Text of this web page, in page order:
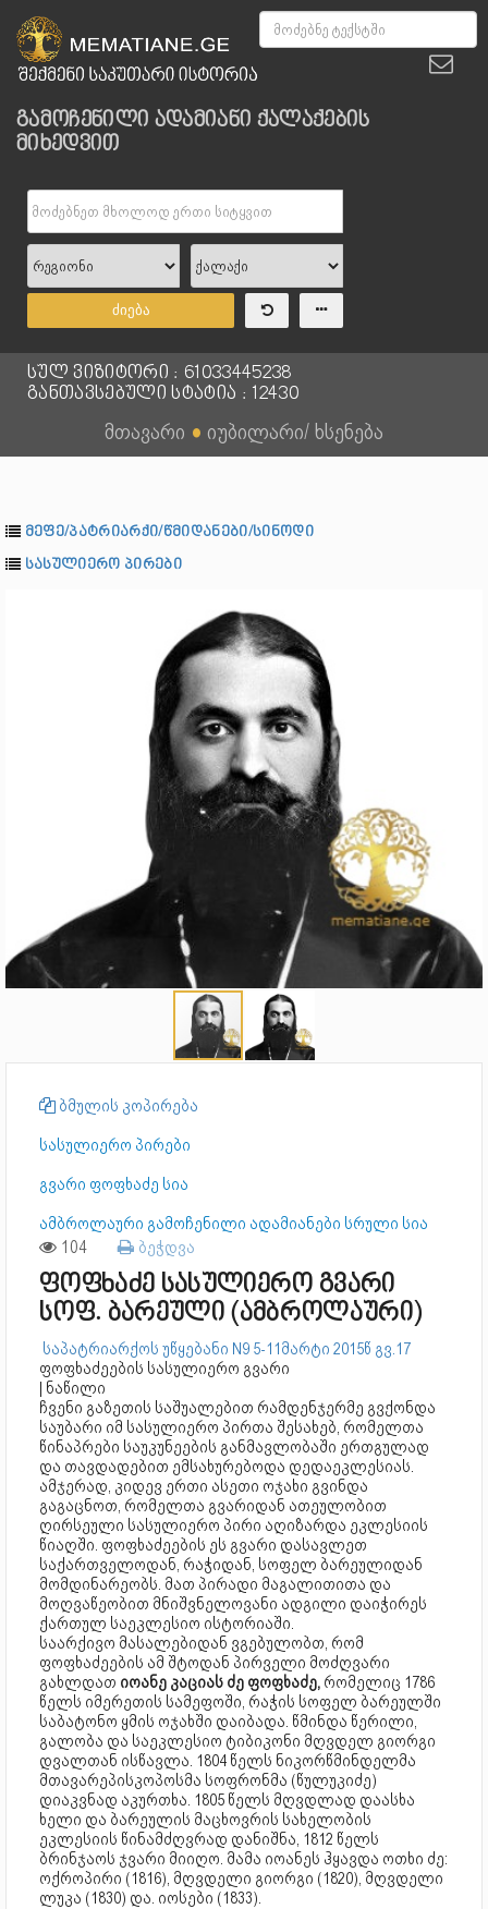
გამოჩენილი ადამიანი ქალაქების
მიხედვით
ძიება
სულ ვიზიტორი : 61033445238
განთავსებული სტატია : 12430
მთავარი ● იუბილარი/ ხსენება
მეფე/პატრიარქი/წმიდანები/სინოდი
სასულიერო პირები
ბმულის კოპირება
სასულიერო პირები
გვარი ფოფხაძე სია
ამბროლაური გამოჩენილი ადამიანები სრული სია
104 ბეჭდვა
ფოფხაძე სასულიერო გვარი
სოფ. ბარეული (ამბროლაური)
საპატრიარქოს უწყებანი N9 5-11მარტი 2015წ გვ.17
ფოფხაძეების სასულიერო გვარი
| ნაწილი
ჩვენი გაზეთის საშუალებით რამდენჯერმე გვქონდა
საუბარი იმ სასულიერო პირთა შესახებ, რომელთა
წინაპრები საუკუნეების განმავლობაში ერთგულად
და თავდადებით ემსახურებოდა დედაეკლესიას.
ამჯერად, კიდევ ერთი ასეთი ოჯახი გვინდა
გაგაცნოთ, რომელთა გვარიდან ათეულობით
ღირსეული სასულიერო პირი აღიზარდა ეკლესიის
წიაღში. ფოფხაძეების ეს გვარი დასავლეთ
საქართველოდან, რაჭიდან, სოფელ ბარეულიდან
მომდინარეობს. მათ პირადი მაგალითითა და
მოღვაწეობით მნიშვნელოვანი ადგილი დაიჭირეს
ქართულ საეკლესიო ისტორიაში.
საარქივო მასალებიდან ვგებულობთ, რომ
ფოფხაძეების ამ შტოდან პირველი მოძღვარი
გახლდათ იოანე კაციას ძე ფოფხაძე, რომელიც 1786
წელს იმერეთის სამეფოში, რაჭის სოფელ ბარეულში
საბატონო ყმის ოჯახში დაიბადა. წმინდა წერილი,
გალობა და საეკლესიო ტიბიკონი მღვდელ გიორგი
დვალთან ისწავლა. 1804 წელს ნიკორწმინდელმა
მთავარეპისკოპოსმა სოფრონმა (წულუკიძე)
დიაკვნად აკურთხა. 1805 წელს მღვდლად დაასხა
ხელი და ბარეულის მაცხოვრის სახელობის
ეკლესიის წინამძღვრად დანიშნა, 1812 წელს
ბრინჯაოს ჯვარი მიიღო. მამა იოანეს ჰყავდა ოთხი ძე:
ოქროპირი (1816), მღვდელი გიორგი (1820), მღვდელი
ლუკა (1830) და. იოსები (1833).